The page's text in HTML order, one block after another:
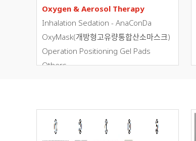
Oxygen & Aerosol Therapy
Inhalation Sedation - AnaConDa
OxyMask(개방형고유량통합산소마스크)
Operation Positioning Gel Pads
Others
Animal/Veterinary
ETCO2 Solution